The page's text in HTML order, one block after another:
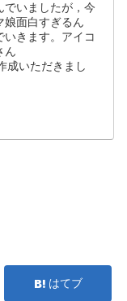
でいましたが，今
娘面白すぎるん
いきます。アイコ
ん
成いただきまし
はてブ